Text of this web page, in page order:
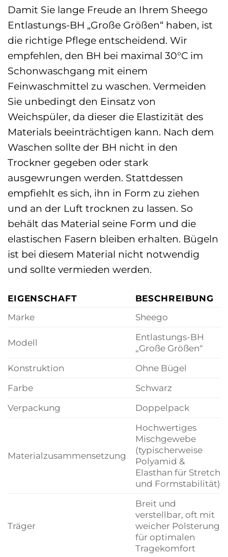
Damit Sie lange Freude an Ihrem Sheego
Entlastungs-BH „Große Größen“ haben, ist
die richtige Pflege entscheidend. Wir
empfehlen, den BH bei maximal 30°C im
Schonwaschgang mit einem
Feinwaschmittel zu waschen. Vermeiden
Sie unbedingt den Einsatz von
Weichspüler, da dieser die Elastizität des
Materials beeinträchtigen kann. Nach dem
Waschen sollte der BH nicht in den
Trockner gegeben oder stark
ausgewrungen werden. Stattdessen
empfiehlt es sich, ihn in Form zu ziehen
und an der Luft trocknen zu lassen. So
behält das Material seine Form und die
elastischen Fasern bleiben erhalten. Bügeln
ist bei diesem Material nicht notwendig
und sollte vermieden werden.
EIGENSCHAFT
BESCHREIBUNG
Marke
Sheego
Modell
Entlastungs-BH
„Große Größen“
Konstruktion
Ohne Bügel
Farbe
Schwarz
Verpackung
Doppelpack
Materialzusammensetzung
Hochwertiges
Mischgewebe
(typischerweise
Polyamid &
Elasthan für Stretch
und Formstabilität)
Träger
Breit und
verstellbar, oft mit
weicher Polsterung
für optimalen
Tragekomfort